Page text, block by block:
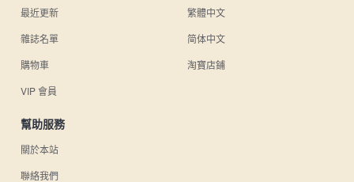
最近更新
雜誌名單
購物車
VIP 會員
繁體中文
简体中文
淘寶店鋪
幫助服務
關於本站
聯絡我們